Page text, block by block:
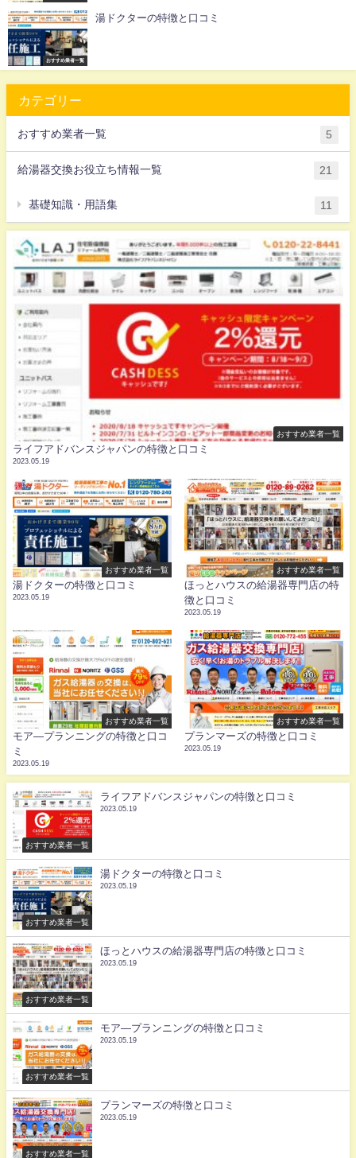
おすすめ業者一覧
湯ドクターの特徴と口コミ
カテゴリー
おすすめ業者一覧 5
給湯器交換お役立ち情報一覧 21
基礎知識・用語集 11
おすすめ業者一覧
ライフアドバンスジャパンの特徴と口コミ
2023.05.19
おすすめ業者一覧
湯ドクターの特徴と口コミ
2023.05.19
おすすめ業者一覧
ほっとハウスの給湯器専門店の特
徴と口コミ
2023.05.19
おすすめ業者一覧
モア―プランニングの特徴と口コ
ミ
2023.05.19
おすすめ業者一覧
プランマーズの特徴と口コミ
2023.05.19
おすすめ業者一覧
ライフアドバンスジャパンの特徴と口コミ
2023.05.19
おすすめ業者一覧
湯ドクターの特徴と口コミ
2023.05.19
おすすめ業者一覧
ほっとハウスの給湯器専門店の特徴と口コミ
2023.05.19
おすすめ業者一覧
モア―プランニングの特徴と口コミ
2023.05.19
おすすめ業者一覧
プランマーズの特徴と口コミ
2023.05.19